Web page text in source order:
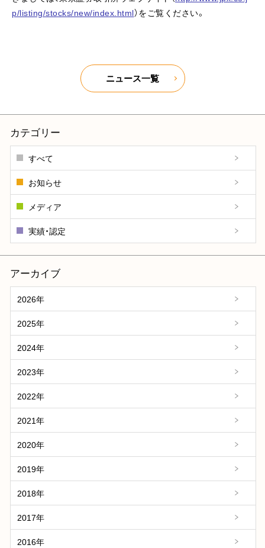
p/listing/stocks/new/index.html）をご覧ください。
ニュース一覧
カテゴリー
すべて
お知らせ
メディア
実績・認定
アーカイブ
2026年
2025年
2024年
2023年
2022年
2021年
2020年
2019年
2018年
2017年
2016年